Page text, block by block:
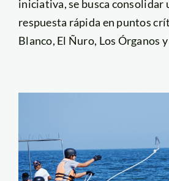
iniciativa, se busca consolidar
respuesta rápida en puntos
Blanco, El Ñuro, Los Órganos y